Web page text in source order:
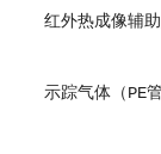
红外热成像辅助
示踪气体（PE管